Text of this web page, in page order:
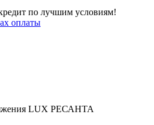
по лучшим условиям!
оплаты
LUX РЕСАНТА